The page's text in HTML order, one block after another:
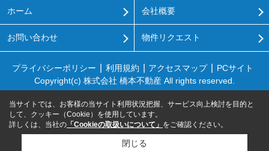
ホーム 会社概要
お問い合わせ 物件リクエスト
プライバシーポリシー 利用規約 アクセスマップ
PCサイト
Copyright(c) 株式会社 橋本不動産 All rights reserved.
当サイトでは、お客様の当サイト利用状況把握、サービス向上検討を目的と
して、クッキー（Cookie）を使用しています。
詳しくは、当社の 「Cookieの取扱いについて」 をご確認ください。
閉じる